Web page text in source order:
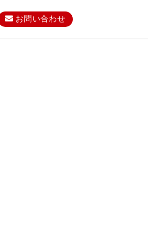
お問い合わせ